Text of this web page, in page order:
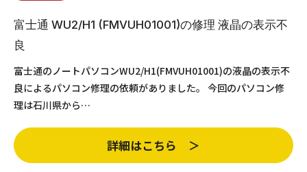
富士通 WU2/H1 (FMVUH01001)の修理 液晶の表示不
良
富士通のノートパソコンWU2/H1(FMVUH01001)の液晶の表示不
良によるパソコン修理の依頼がありました。 今回のパソコン修
理は石川県から…
詳細はこちら ＞